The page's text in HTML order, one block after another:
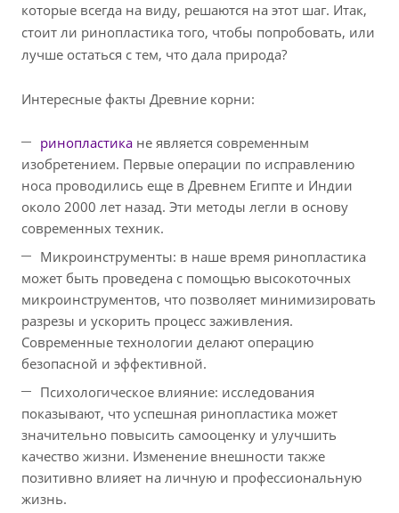
которые всегда на виду, решаются на этот шаг. Итак,
стоит ли ринопластика того, чтобы попробовать, или
лучше остаться с тем, что дала природа?
Интересные факты Древние корни:
ринопластика не является современным
изобретением. Первые операции по исправлению
носа проводились еще в Древнем Египте и Индии
около 2000 лет назад. Эти методы легли в основу
современных техник.
Микроинструменты: в наше время ринопластика
может быть проведена с помощью высокоточных
микроинструментов, что позволяет минимизировать
разрезы и ускорить процесс заживления.
Современные технологии делают операцию
безопасной и эффективной.
Психологическое влияние: исследования
показывают, что успешная ринопластика может
значительно повысить самооценку и улучшить
качество жизни. Изменение внешности также
позитивно влияет на личную и профессиональную
жизнь.